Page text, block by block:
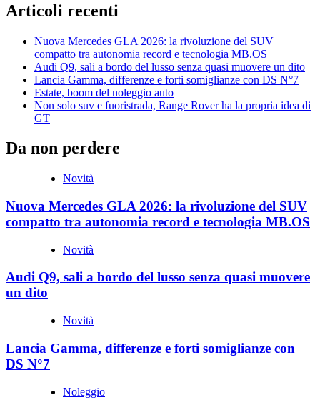
Articoli recenti
Nuova Mercedes GLA 2026: la rivoluzione del SUV
compatto tra autonomia record e tecnologia MB.OS
Audi Q9, sali a bordo del lusso senza quasi muovere un dito
Lancia Gamma, differenze e forti somiglianze con DS N°7
Estate, boom del noleggio auto
Non solo suv e fuoristrada, Range Rover ha la propria idea di
GT
Da non perdere
Novità
Nuova Mercedes GLA 2026: la rivoluzione del SUV
compatto tra autonomia record e tecnologia MB.OS
Novità
Audi Q9, sali a bordo del lusso senza quasi muovere
un dito
Novità
Lancia Gamma, differenze e forti somiglianze con
DS N°7
Noleggio